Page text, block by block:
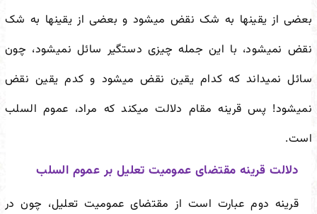
بعضی از یقینها به شک نقض میشود و بعضی از یقینها به شک
نقض نمیشود، با این جمله چیزی دستگیر سائل نمیشود، چون
سائل نمیداند که کدام یقین نقض میشود و کدم یقین نقض
نمیشود! پس قرینه مقام دلالت میکند که مراد، عموم السلب
است.
دلالت قرینه مقتضای عمومیت تعلیل بر عموم السلب
قرینه دوم عبارت است از مقتضای عمومیت تعلیل، چون در